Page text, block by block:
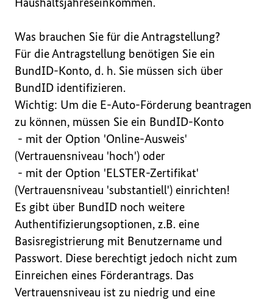
Was brauchen Sie für die Antragstellung?
Für die Antragstellung benötigen Sie ein
BundID-Konto, d. h. Sie müssen sich über
BundID identifizieren.
Wichtig: Um die E-Auto-Förderung beantragen
zu können, müssen Sie ein BundID-Konto
(Vertrauensniveau 'hoch') oder
(Vertrauensniveau 'substantiell') einrichten!
Es gibt über BundID noch weitere
Authentifizierungsoptionen, z.B. eine
Basisregistrierung mit Benutzername und
Passwort. Diese berechtigt jedoch nicht zum
Einreichen eines Förderantrags. Das
Vertrauensniveau ist zu niedrig und eine